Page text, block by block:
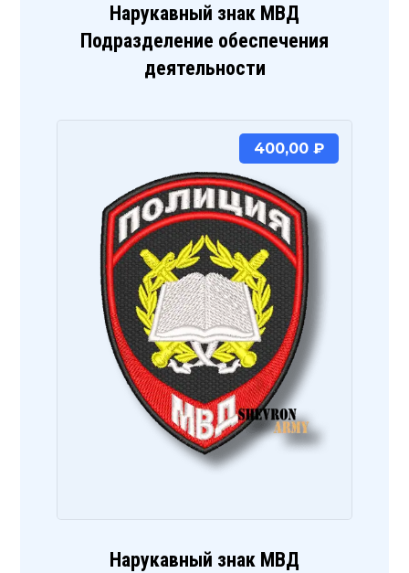
Нарукавный знак МВД
Подразделение обеспечения
деятельности
Нарукавный знак МВД
400,00 ₽